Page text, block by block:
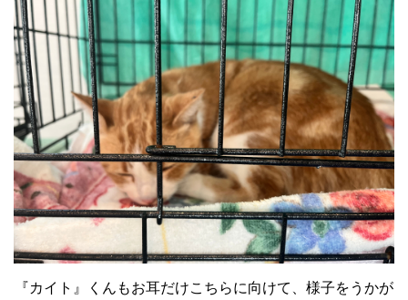
『カイト』くんもお耳だけこちらに向けて、様子をうかが